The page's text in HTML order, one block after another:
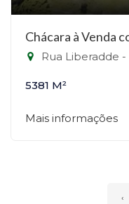
Chácara à Venda
Rua Liberadde -
5381 M²
Mais informações
‹